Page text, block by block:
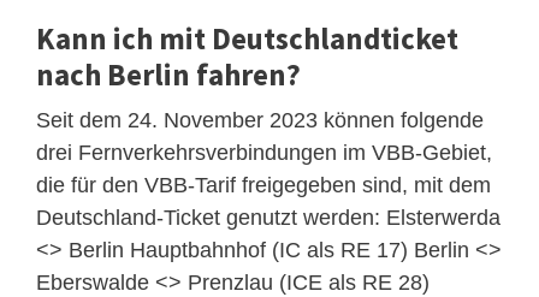
Kann ich mit Deutschlandticket
nach Berlin fahren?
Seit dem 24. November 2023 können folgende
drei Fernverkehrsverbindungen im VBB-Gebiet,
die für den VBB-Tarif freigegeben sind, mit dem
Deutschland-Ticket genutzt werden: Elsterwerda
<> Berlin Hauptbahnhof (IC als RE 17) Berlin <>
Eberswalde <> Prenzlau (ICE als RE 28)